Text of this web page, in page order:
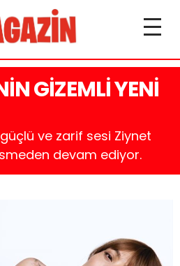
GİZEMLİ YENİ
ve zarif sesi Ziynet
devam ediyor.